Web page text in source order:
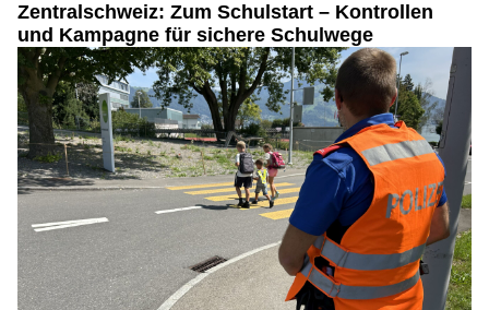
Zentralschweiz: Zum Schulstart – Kontrollen
und Kampagne für sichere Schulwege